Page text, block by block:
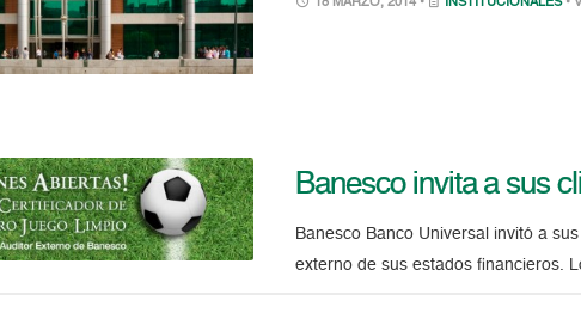
18 MARZO, 2014 • INSTITUCIONALES •
Banesco invita a sus
Banesco Banco Universal invitó a
externo de sus estados financieros.